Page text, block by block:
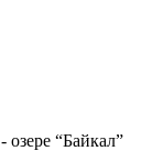
“Байкал”